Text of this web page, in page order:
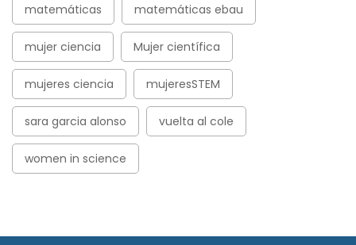
matemáticas matemáticas ebau
mujer ciencia Mujer científica
mujeres ciencia mujeresSTEM
sara garcia alonso vuelta al cole
women in science